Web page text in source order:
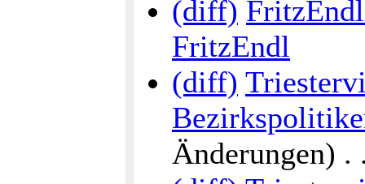
(diff)
FritzEndl
(diff)
Änderungen)